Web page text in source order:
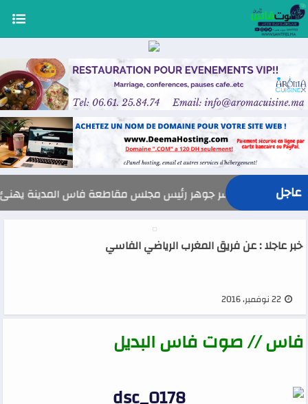
عاجل السيد ياسر جوهر رئيس مجلس مقاطعة فاس المدينة يهنئ صاحب الجلالة
خبر عاجلا : عن فريق المغرب الرياضي الفاسي
22 نوفمبر، 2016
فاس // صوت فاس البديل